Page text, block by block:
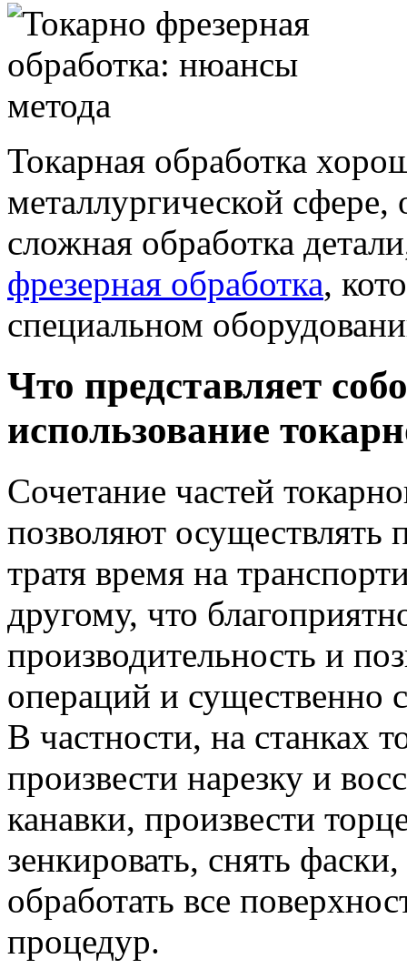
Токарная обработка
металлургической сфере,
сложная обработка
фрезерная обработка,
специальном
Что представляет
использование
Сочетание частей
позволяют осуществлять
тратя время на
другому, что
производительность и
операций и существенно
В частности, на станках
произвести нарезку и
канавки, произвести
зенкировать, снять
обработать все
процедур.